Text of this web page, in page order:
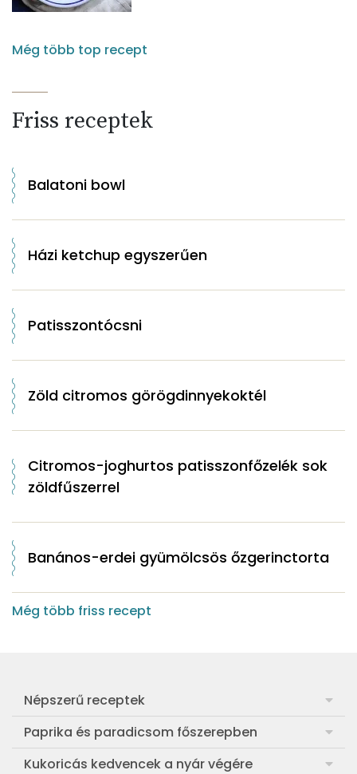
Még több top recept
Friss receptek
Balatoni bowl
Házi ketchup egyszerűen
Patisszontócsni
Zöld citromos görögdinnyekoktél
Citromos-joghurtos patisszonfőzelék sok
zöldfűszerrel
Banános-erdei gyümölcsös őzgerinctorta
Még több friss recept
Népszerű receptek
Frankfurti leves
Egyszerű muffin
Paprika és paradicsom főszerepben
Pan con Tomate
Kukoricás kedvencek a nyár végére